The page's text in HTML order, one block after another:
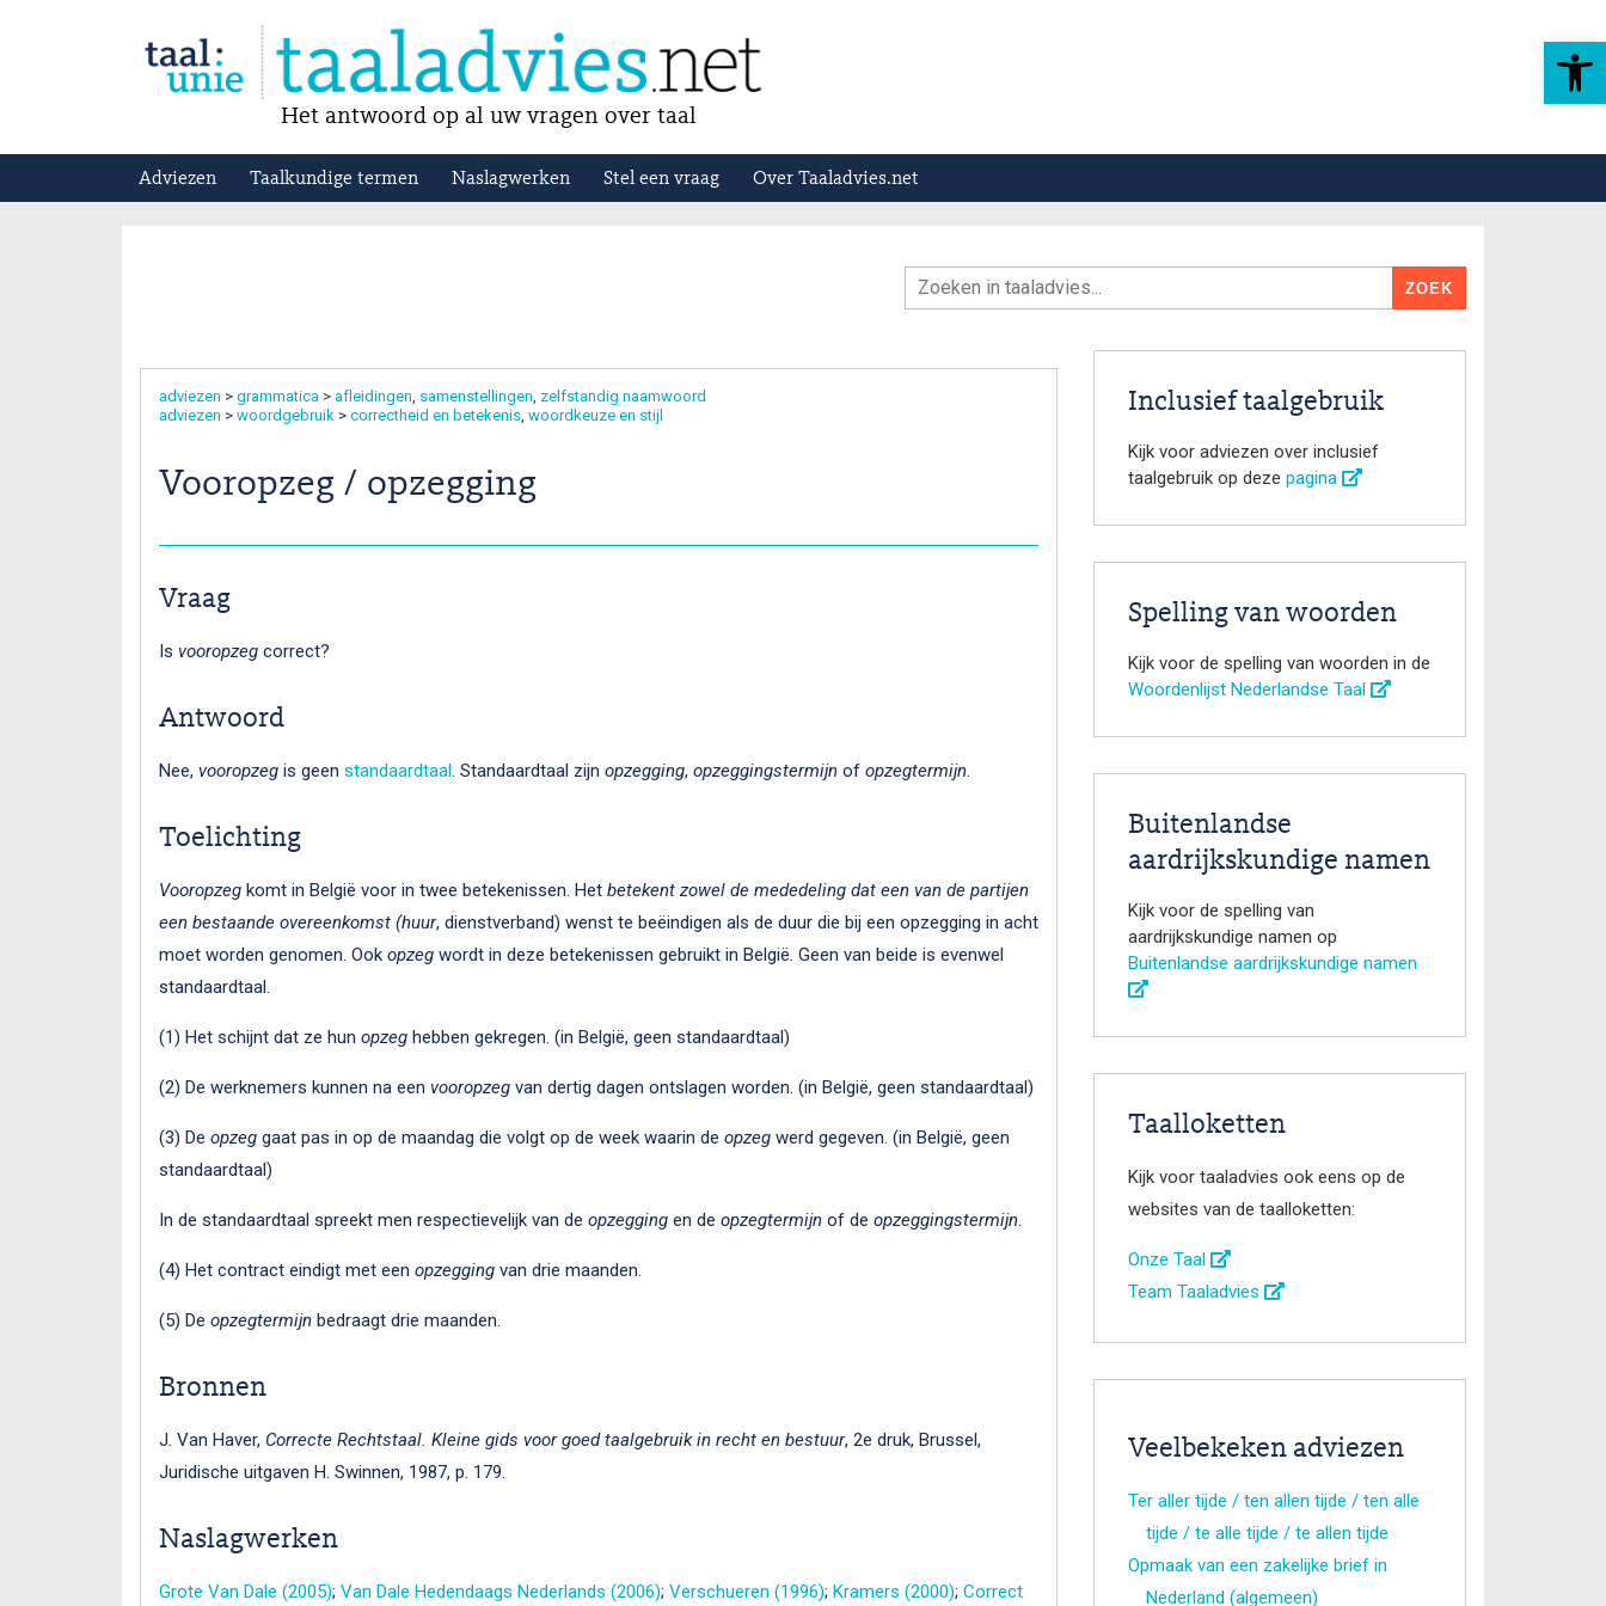
Toolbar openen
Het antwoord op al uw vragen over taal
Adviezen Taalkundige termen Naslagwerken Stel een vraag Over Taaladvies.net
adviezen > grammatica > afleidingen samenstellingen zelfstandig naamwoord
adviezen > woordgebruik > correctheid en betekenis woordkeuze en stijl
Vooropzeg / opzegging
Vraag
Is vooropzeg correct?
Antwoord
Nee, vooropzeg is geen standaardtaal. Standaardtaal zijn opzegging, opzeggingstermijn of opzegtermijn.
Toelichting
Vooropzeg komt in België voor in twee betekenissen. Het betekent zowel de mededeling dat een van de partijen
een bestaande overeenkomst (huur, dienstverband) wenst te beëindigen als de duur die bij een opzegging in acht
moet worden genomen. Ook opzeg wordt in deze betekenissen gebruikt in België. Geen van beide is evenwel
standaardtaal.
(1) Het schijnt dat ze hun opzeg hebben gekregen. (in België, geen standaardtaal)
(2) De werknemers kunnen na een vooropzeg van dertig dagen ontslagen worden. (in België, geen standaardtaal)
(3) De opzeg gaat pas in op de maandag die volgt op de week waarin de opzeg werd gegeven. (in België, geen
standaardtaal)
In de standaardtaal spreekt men respectievelijk van de opzegging en de opzegtermijn of de opzeggingstermijn.
(4) Het contract eindigt met een opzegging van drie maanden.
(5) De opzegtermijn bedraagt drie maanden.
Bronnen
J. Van Haver, Correcte Rechtstaal. Kleine gids voor goed taalgebruik in recht en bestuur, 2e druk, Brussel,
Juridische uitgaven H. Swinnen, 1987, p. 179.
Naslagwerken
Grote Van Dale (2005); Van Dale Hedendaags Nederlands (2006); Verschueren (1996); Kramers (2000); Correct
Inclusief taalgebruik
Kijk voor adviezen over inclusief
taalgebruik op deze pagina
Spelling van woorden
Kijk voor de spelling van woorden in de
Woordenlijst Nederlandse Taal
Buitenlandse
aardrijkskundige namen
Kijk voor de spelling van
aardrijkskundige namen op
Buitenlandse aardrijkskundige namen
Taalloketten
Kijk voor taaladvies ook eens op de
websites van de taalloketten:
Onze Taal
Team Taaladvies
Veelbekeken adviezen
Ter aller tijde / ten allen tijde / ten alle
tijde / te alle tijde / te allen tijde
Opmaak van een zakelijke brief in
Nederland (algemeen)